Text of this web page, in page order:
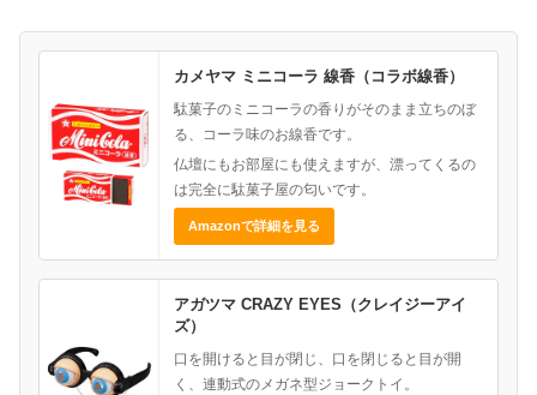
カメヤマ ミニコーラ 線香（コラボ線香）
駄菓子のミニコーラの香りがそのまま立ちのぼ
る、コーラ味のお線香です。
仏壇にもお部屋にも使えますが、漂ってくるの
は完全に駄菓子屋の匂いです。
Amazonで詳細を見る
アガツマ CRAZY EYES（クレイジーアイ
ズ）
口を開けると目が閉じ、口を閉じると目が開
く、連動式のメガネ型ジョークトイ。